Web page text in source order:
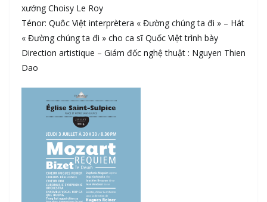
xướng Choisy Le Roy
Ténor: Quôc Việt interprètera « Đường chúng ta đi » – Hát
« Đường chúng ta đi » cho ca sĩ Quốc Việt trình bày
Direction artistique – Giám đốc nghệ thuật : Nguyen Thien
Dao